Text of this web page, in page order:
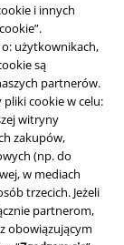
i innych
użytkownikach,
są
partnerów.
cookie w celu:
witryny
zakupów,
(np. do
w mediach
trzecich. Jeżeli
partnerom,
obowiązującym